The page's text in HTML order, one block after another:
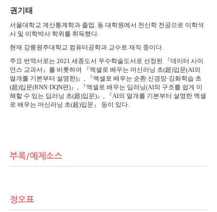
권기태
서울대학교 계산통계학과 졸업 동 대학원에서 전산학 전공으로 이학석
사 및 이학박사 학위를 취득했다
현재 강릉원주대학교 컴퓨터공학과 교수로 재직 중이다
주요 번역서로는 2021 세종도서 우수학술도서로 선정된 『데이터 사이
언스 교과서 』 를 비롯하여 『엑셀로 배우는 머신러닝 초(超)입문(AI의
얼개를 기본부터 설명한) 』 『엑셀로 배우는 순환 신경망·강화학습 초
(超)입문(RNN·DQN편) 』 『엑셀로 배우는 딥러닝(AI의 구조를 쉽게 이
해할 수 있는 딥러닝 초(超)입문) 』 『AI의 얼개를 기본부터 설명한 엑셀
로 배우는 머신러닝 초(超)입문 』 등이 있다
부록/예제소스
정오표